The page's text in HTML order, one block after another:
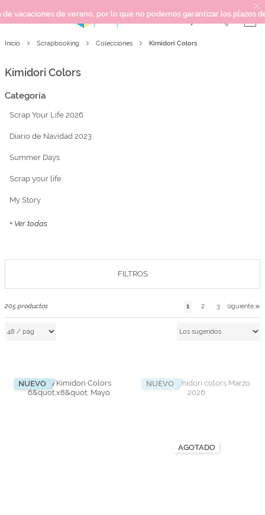
verano, por lo que no podemos garantizar los plazos de entrega
Próximamente
Novedades
Top Ventas
SCRAPBOOKING
CRAFT Y DIY
PAPELERÍA Y FIESTAS
REGALOS
Iniciar sesión/Regístrate
Somos Kimidori
Inicio Scrapbooking Colecciones Kimidori Colors
Kimidori Colors
205 productos 1 2 3 siguiente
NUEVO
AGOTADO
NUEVO
Categoría
Scrap Your Life 2026
Diario de Navidad 2023
Summer Days
Scrap your life
My Story
+ Ver todas
FILTROS